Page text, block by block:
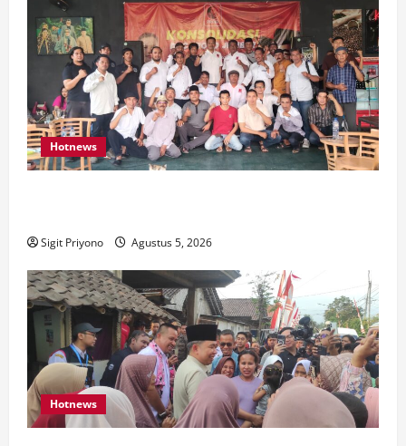
Hotnews
Sigit Priyono Agustus 5, 2026
Hotnews